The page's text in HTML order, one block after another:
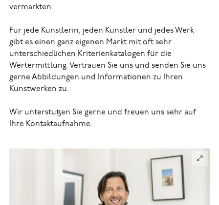
vermarkten.
Für jede Künstlerin, jeden Künstler und jedes Werk
gibt es einen ganz eigenen Markt mit oft sehr
unterschiedlichen Kriterienkatalogen für die
Wertermittlung. Vertrauen Sie uns und senden Sie uns
gerne Abbildungen und Informationen zu Ihren
Kunstwerken zu.
Wir unterstutzen Sie gerne und freuen uns sehr auf
Ihre Kontaktaufnahme.